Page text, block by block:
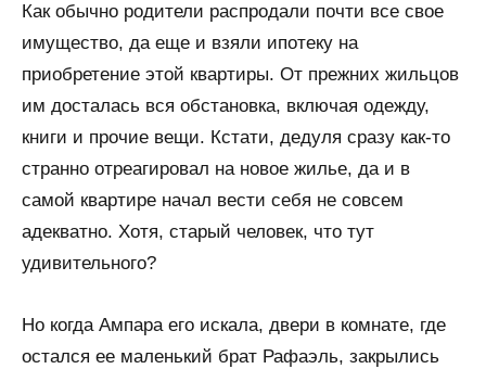
Как обычно родители распродали почти все свое
имущество, да еще и взяли ипотеку на
приобретение этой квартиры. От прежних жильцов
им досталась вся обстановка, включая одежду,
книги и прочие вещи. Кстати, дедуля сразу как-то
странно отреагировал на новое жилье, да и в
самой квартире начал вести себя не совсем
адекватно. Хотя, старый человек, что тут
удивительного?
Но когда Ампара его искала, двери в комнате, где
остался ее маленький брат Рафаэль, закрылись